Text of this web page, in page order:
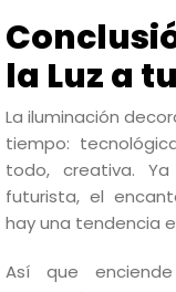
la Luz a
La iluminación
tiempo:
todo, creativa.
futurista, el
hay una tendencia
Así que